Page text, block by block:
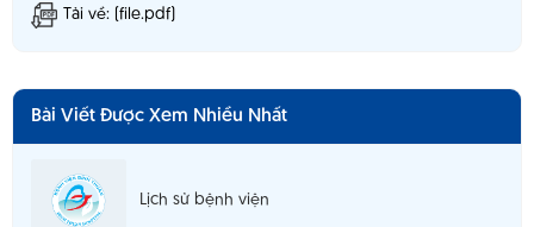
Tải về: (file.pdf)
Bài Viết Được Xem Nhiều Nhất
Lịch sử bệnh viện